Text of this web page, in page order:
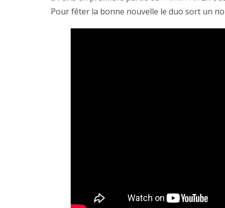
Pour fêter la bonne nouvelle le duo sort un